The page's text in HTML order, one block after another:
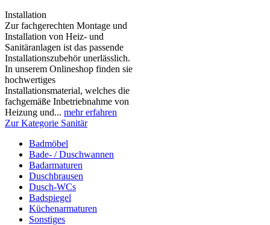
Installation
Zur fachgerechten Montage und
Installation von Heiz- und
Sanitäranlagen ist das passende
Installationszubehör unerlässlich.
In unserem Onlineshop finden sie
hochwertiges
Installationsmaterial, welches die
fachgemäße Inbetriebnahme von
Heizung und... mehr erfahren
Zur Kategorie Sanitär
Badmöbel
Bade- / Duschwannen
Badarmaturen
Duschbrausen
Dusch-WCs
Badspiegel
Küchenarmaturen
Sonstiges